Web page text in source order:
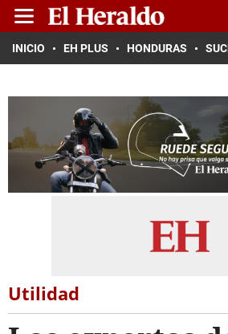
INICIO EH PLUS HONDURAS
Utilidad